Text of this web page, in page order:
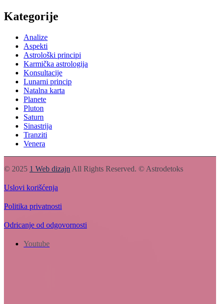
Kategorije
Analize
Aspekti
Astrološki principi
Karmička astrologija
Konsultacije
Lunarni princip
Natalna karta
Planete
Pluton
Saturn
Sinastrija
Tranziti
Venera
© 2025 1 Web dizajn All Rights Reserved. © Astrodetoks
Uslovi korišćenja
Politika privatnosti
Odricanje od odgovornosti
Youtube